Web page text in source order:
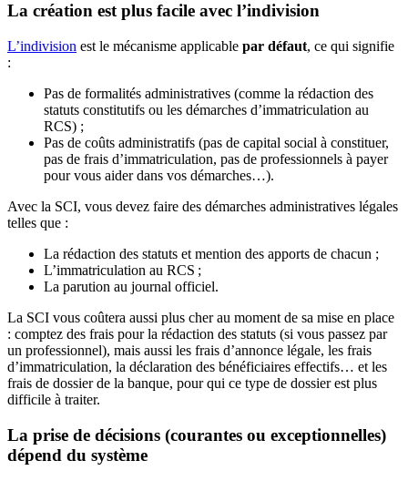
La création est plus facile avec l’indivision
L’indivision est le mécanisme applicable par défaut, ce qui signifie
:
Pas de formalités administratives (comme la rédaction des
statuts constitutifs ou les démarches d’immatriculation au
RCS) ;
Pas de coûts administratifs (pas de capital social à constituer,
pas de frais d’immatriculation, pas de professionnels à payer
pour vous aider dans vos démarches…).
Avec la SCI, vous devez faire des démarches administratives légales
telles que :
La rédaction des statuts et mention des apports de chacun ;
L’immatriculation au RCS ;
La parution au journal officiel.
La SCI vous coûtera aussi plus cher au moment de sa mise en place
: comptez des frais pour la rédaction des statuts (si vous passez par
un professionnel), mais aussi les frais d’annonce légale, les frais
d’immatriculation, la déclaration des bénéficiaires effectifs… et les
frais de dossier de la banque, pour qui ce type de dossier est plus
difficile à traiter.
La prise de décisions (courantes ou exceptionnelles)
dépend du système